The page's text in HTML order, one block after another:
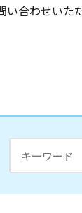
合わせいただ